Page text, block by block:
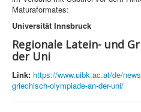
Maturaformates:
Universität Innsbruck
Regi­o­nale Latein- und
der Uni
Link: https://www.uibk.ac.at/de/
griechisch-olympiade-an-der-uni/